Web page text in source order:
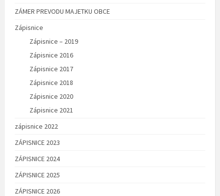
ZÁMER PREVODU MAJETKU OBCE
Zápisnice
Zápisnice – 2019
Zápisnice 2016
Zápisnice 2017
Zápisnice 2018
Zápisnice 2020
Zápisnice 2021
zápisnice 2022
ZÁPISNICE 2023
ZÁPISNICE 2024
ZÁPISNICE 2025
ZÁPISNICE 2026